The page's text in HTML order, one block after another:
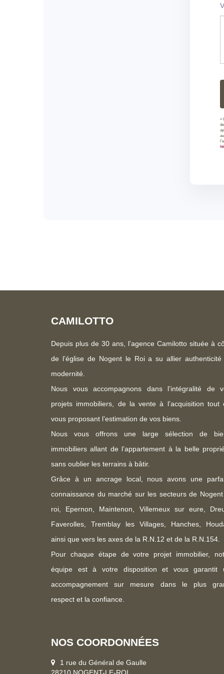
«
CAMILOTTO
Depuis plus de 30 ans, l’agence Camilotto située à
de l’église de Nogent le Roi a su allier authenticité
modernité.
Nous vous accompagnons dans l’intégralité de
projets immobiliers, de la vente à l’acquisition tout
vous proposant l’estimation de vos biens.
Nous vous offrons une large sélection de
immobiliers allant de l’appartement à la belle
sans oublier les terrains à bâtir.
Grâce à un ancrage local, nous avons une
connaissance du marché sur les secteurs de
roi, Epernon, Maintenon, Villemeux sur eure,
Faverolles, Tremblay les Villages, Hanches,
ainsi que vers les axes de la R.N.12 et de la R.N.154.
Pour chaque étape de votre projet immobilier,
équipe est à votre disposition et vous garantit
accompagnement sur mesure dans le plus
respect et la confiance.
NOS COORDONNÉES
1 rue du Général de Gaulle